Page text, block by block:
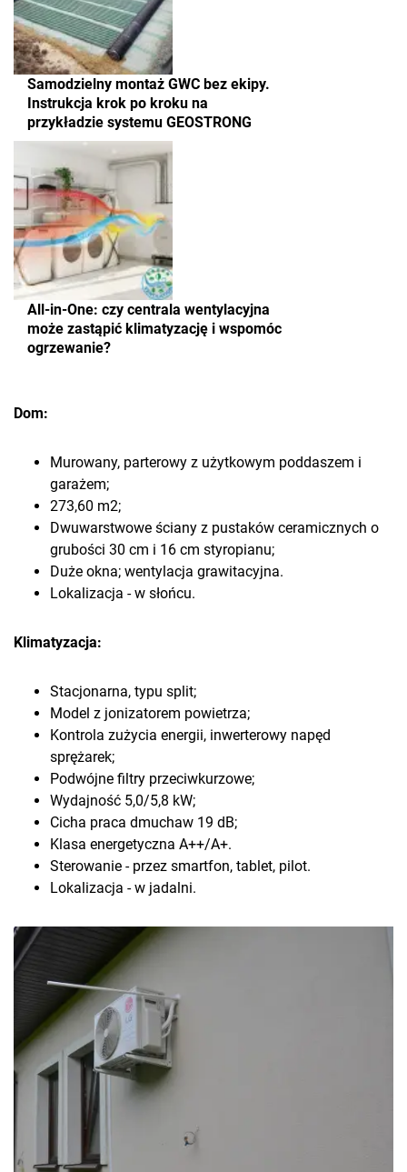
Samodzielny montaż GWC bez ekipy.
Instrukcja krok po kroku na
przykładzie systemu GEOSTRONG
All-in-One: czy centrala wentylacyjna
może zastąpić klimatyzację i wspomóc
ogrzewanie?
Dom:
Murowany, parterowy z użytkowym poddaszem i
garażem;
273,60 m2;
Dwuwarstwowe ściany z pustaków ceramicznych o
grubości 30 cm i 16 cm styropianu;
Duże okna; wentylacja grawitacyjna.
Lokalizacja - w słońcu.
Klimatyzacja:
Stacjonarna, typu split;
Model z jonizatorem powietrza;
Kontrola zużycia energii, inwerterowy napęd
sprężarek;
Podwójne filtry przeciwkurzowe;
Wydajność 5,0/5,8 kW;
Cicha praca dmuchaw 19 dB;
Klasa energetyczna A++/A+.
Sterowanie - przez smartfon, tablet, pilot.
Lokalizacja - w jadalni.